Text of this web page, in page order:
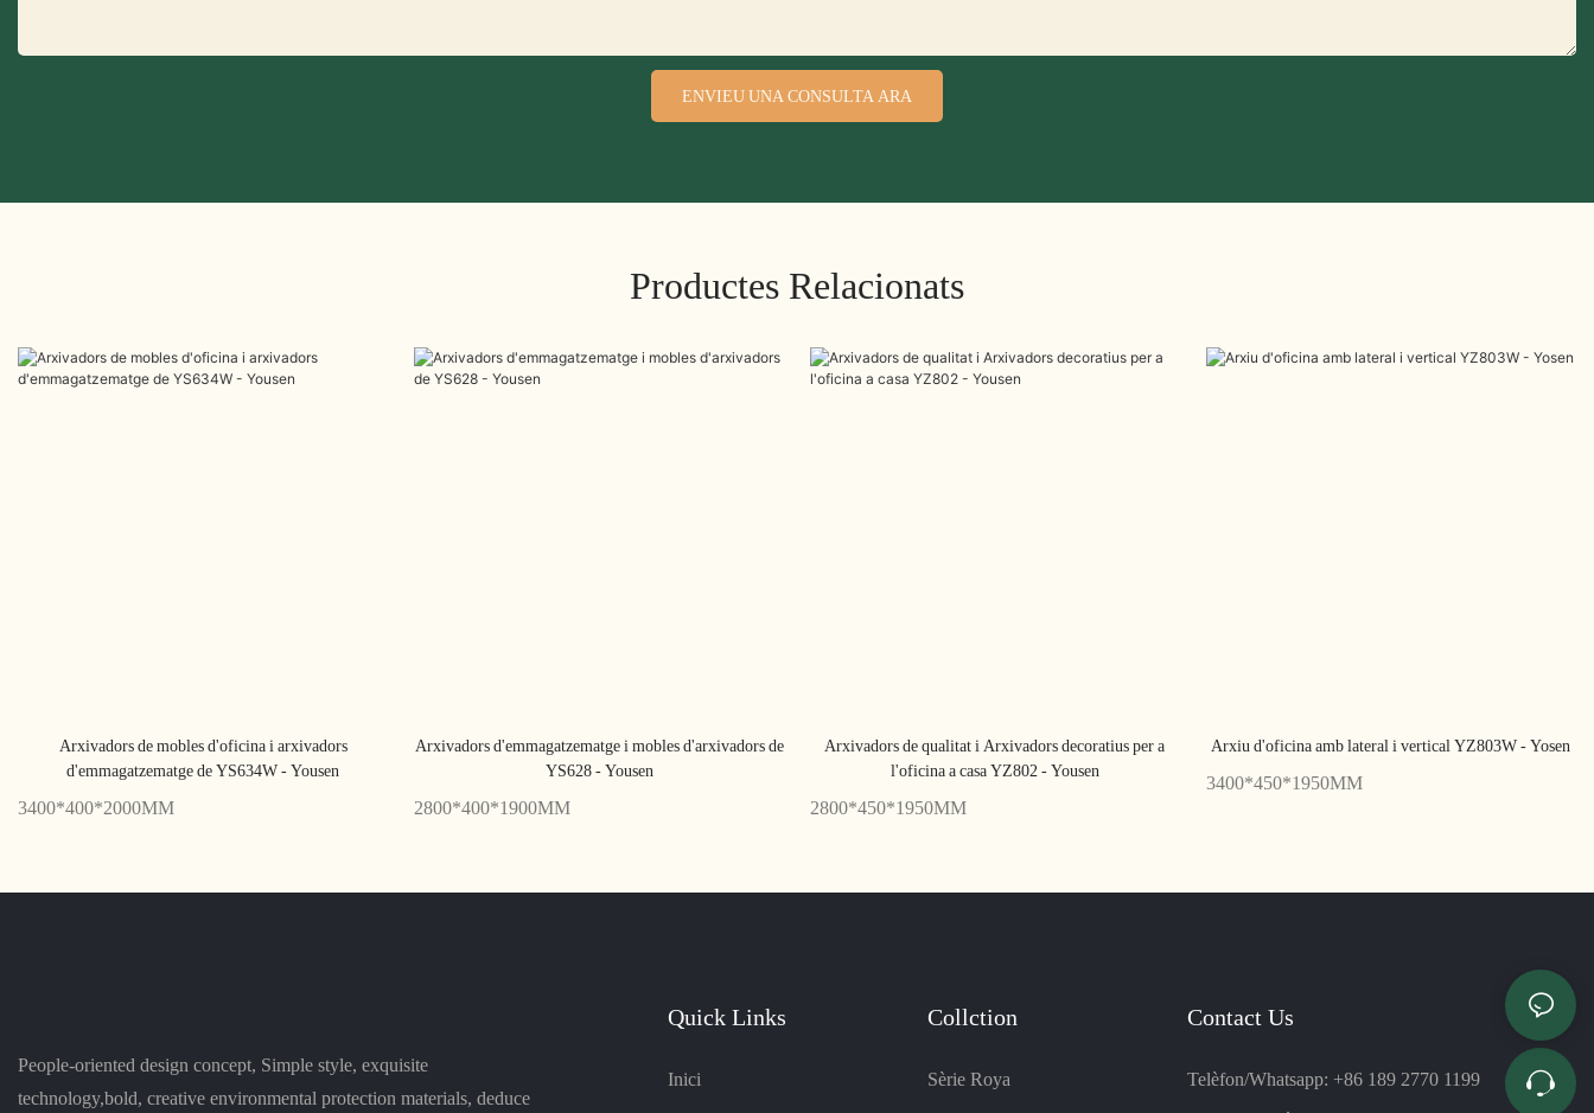
ENVIEU UNA CONSULTA ARA
Productes Relacionats
Arxivadors de mobles d'oficina i arxivadors
d'emmagatzematge de YS634W - Yousen
3400*400*2000MM
Arxivadors d'emmagatzematge i mobles d'arxivadors de
YS628 - Yousen
2800*400*1900MM
Arxivadors de qualitat i Arxivadors decoratius per a
l'oficina a casa YZ802 - Yousen
2800*450*1950MM
Arxiu d'oficina amb lateral i vertical YZ803W - Yosen
3400*450*1950MM
People-oriented design concept, Simple style, exquisite
technology,bold, creative environmental protection materials, deduce
Quick Links
Inici
Collction
Sèrie Roya
Contact Us
Telèfon/Whatsapp: +86 189 2770 1199